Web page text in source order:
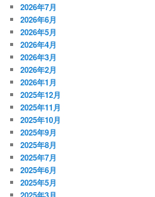
2026年7月
2026年6月
2026年5月
2026年4月
2026年3月
2026年2月
2026年1月
2025年12月
2025年11月
2025年10月
2025年9月
2025年8月
2025年7月
2025年6月
2025年5月